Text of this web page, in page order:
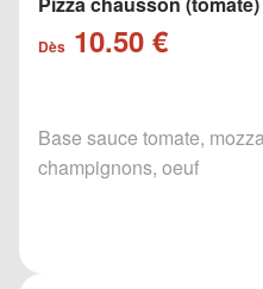
Dès 10.50 €
Base sauce tomate,
champignons, oeuf